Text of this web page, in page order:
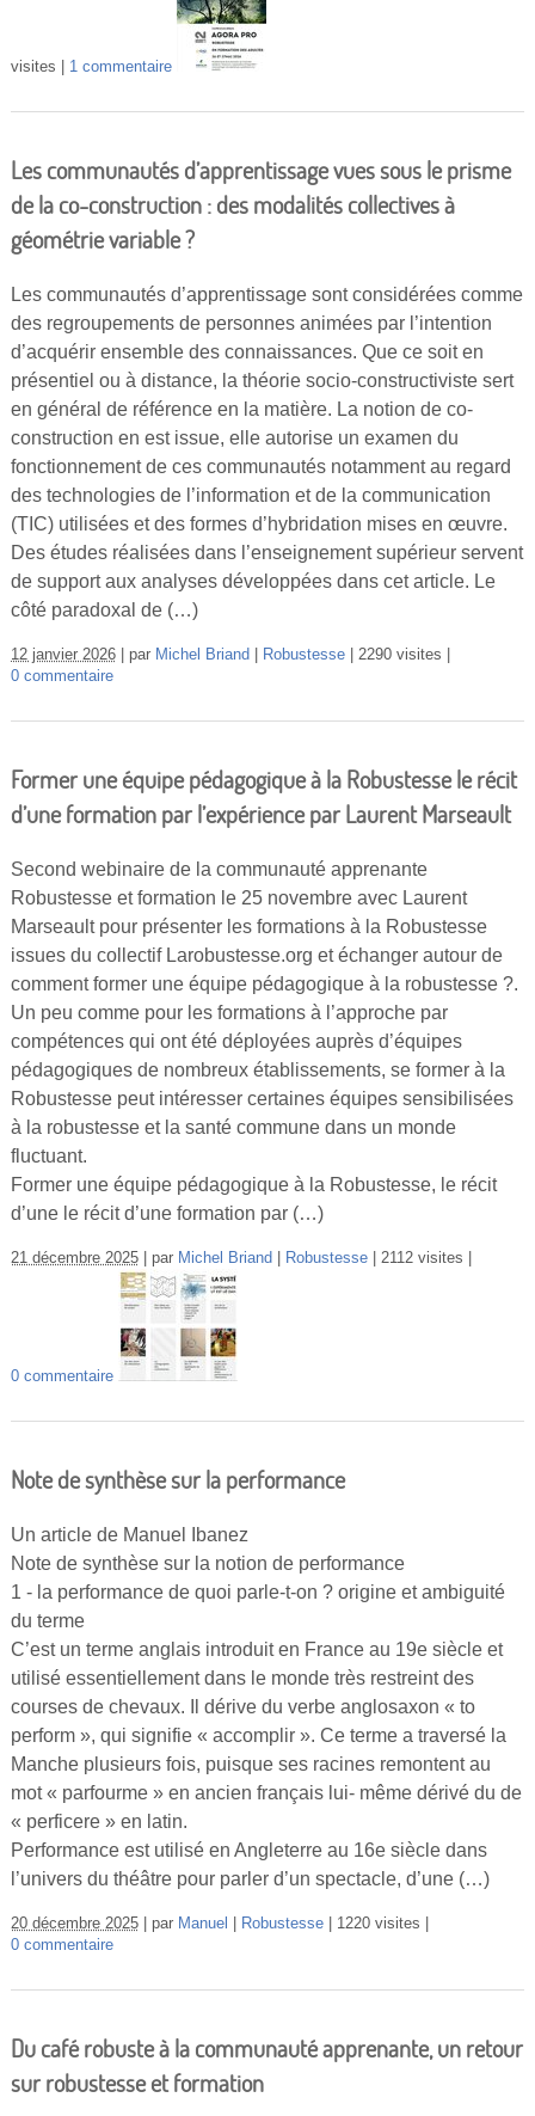
visites 1 commentaire
Les communautés d’apprentissage vues sous le prisme
de la co-construction : des modalités collectives à
géométrie variable ?
Les communautés d’apprentissage sont considérées comme
des regroupements de personnes animées par l’intention
d’acquérir ensemble des connaissances. Que ce soit en
présentiel ou à distance, la théorie socio-constructiviste sert
en général de référence en la matière. La notion de co-
construction en est issue, elle autorise un examen du
fonctionnement de ces communautés notamment au regard
des technologies de l’information et de la communication
(TIC) utilisées et des formes d’hybridation mises en œuvre.
Des études réalisées dans l’enseignement supérieur servent
de support aux analyses développées dans cet article. Le
côté paradoxal de (…)
12 janvier 2026 par Michel Briand Robustesse
2290 visites
0 commentaire
Former une équipe pédagogique à la Robustesse le récit
d’une formation par l’expérience par Laurent Marseault
Second webinaire de la communauté apprenante
Robustesse et formation le 25 novembre avec Laurent
Marseault pour présenter les formations à la Robustesse
issues du collectif Larobustesse.org et échanger autour de
comment former une équipe pédagogique à la robustesse ?.
Un peu comme pour les formations à l’approche par
compétences qui ont été déployées auprès d’équipes
pédagogiques de nombreux établissements, se former à la
Robustesse peut intéresser certaines équipes sensibilisées
à la robustesse et la santé commune dans un monde
fluctuant.
Former une équipe pédagogique à la Robustesse, le récit
d’une le récit d’une formation par (…)
21 décembre 2025 par Michel Briand Robustesse 2112 visites
0 commentaire
Note de synthèse sur la performance
Un article de Manuel Ibanez
Note de synthèse sur la notion de performance
1 - la performance de quoi parle-t-on ? origine et ambiguité
du terme
C’est un terme anglais introduit en France au 19e siècle et
utilisé essentiellement dans le monde très restreint des
courses de chevaux. Il dérive du verbe anglosaxon « to
perform », qui signifie « accomplir ». Ce terme a traversé la
Manche plusieurs fois, puisque ses racines remontent au
mot « parfourme » en ancien français lui- même dérivé du de
« perficere » en latin.
Performance est utilisé en Angleterre au 16e siècle dans
l’univers du théâtre pour parler d’un spectacle, d’une (…)
20 décembre 2025 par Manuel Robustesse
1220 visites
0 commentaire
Du café robuste à la communauté apprenante, un retour
sur robustesse et formation